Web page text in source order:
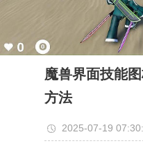
魔兽界面技能
方法
2025-07-19